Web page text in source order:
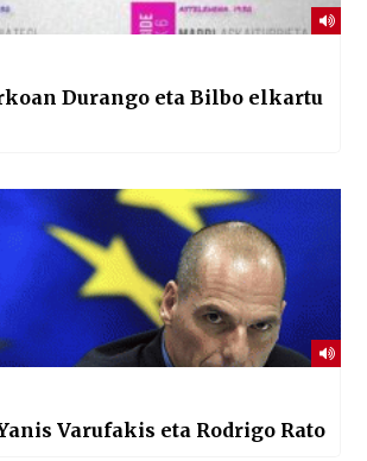
Durango eta Bilbo elkartu
Varufakis eta Rodrigo Rato